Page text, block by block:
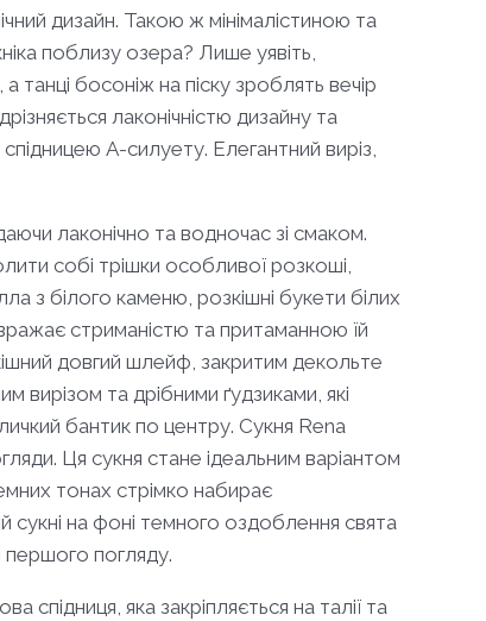
дизайн. Такою ж мінімалістиною та
поблизу озера? Лише уявіть,
босоніж на піску зроблять вечір
лаконічністю дизайну та
А-силуету. Елегантний виріз,
лаконічно та водночас зі смаком.
собі трішки особливої розкоші,
з білого каменю, розкішні букети білих
стриманістю та притаманною їй
довгий шлейф, закритим декольте
вирізом та дрібними ґудзиками, які
бантик по центру. Сукня Rena
Ця сукня стане ідеальним варіантом
тонах стрімко набирає
сукні на фоні темного оздоблення свята
першого погляду.
спідниця, яка закріпляється на талії та